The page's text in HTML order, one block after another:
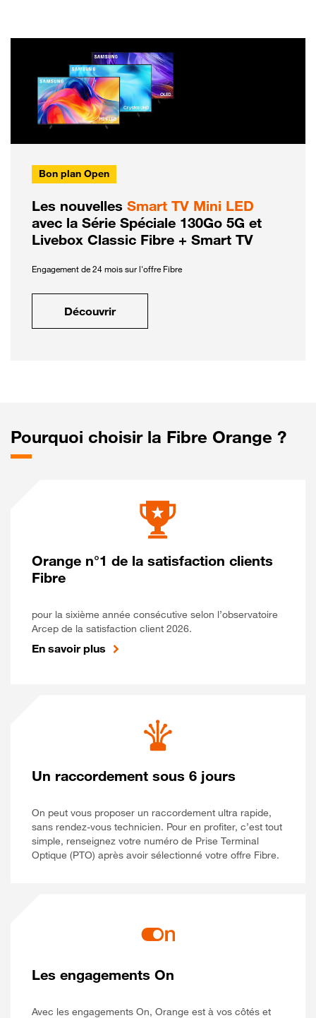
Bon plan Open
Les nouvelles Smart TV Mini LED
avec la Série Spéciale 130Go 5G et
Livebox Classic Fibre + Smart TV
Engagement de 24 mois sur l'offre Fibre
Découvrir
Pourquoi choisir la Fibre Orange ?
Orange n°1 de la satisfaction clients
Fibre
pour la sixième année consécutive selon l’observatoire
Arcep de la satisfaction client 2026.
En savoir plus
Un raccordement sous 6 jours
On peut vous proposer un raccordement ultra rapide,
sans rendez-vous technicien. Pour en profiter, c’est tout
simple, renseignez votre numéro de Prise Terminal
Optique (PTO) après avoir sélectionné votre offre Fibre.
Les engagements On
Avec les engagements On, Orange est à vos côtés et